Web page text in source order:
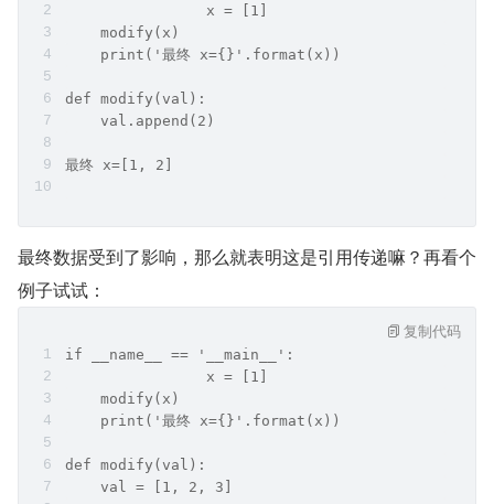
		x = [1]
    modify(x)
def modify(val):
    val.append(2)
最终 x=[1, 2]
最终数据受到了影响，那么就表明这是引用传递嘛？再看个
例子试试：
if __name__ == '__main__':
		x = [1]
    modify(x)
def modify(val):
    val = [1, 2, 3]
复制代码